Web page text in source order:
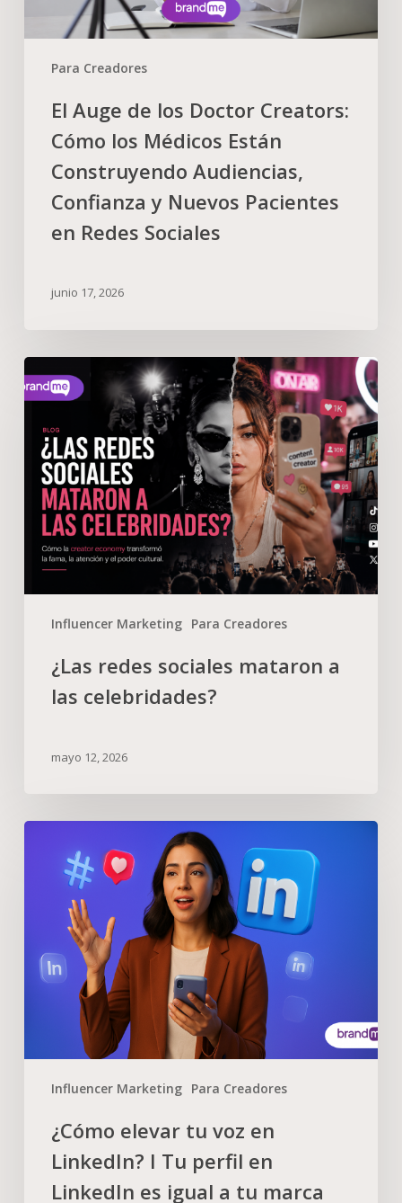
Para Creadores
El Auge de los Doctor Creators:
Cómo los Médicos Están
Construyendo Audiencias,
Confianza y Nuevos Pacientes
en Redes Sociales
junio 17, 2026
Influencer Marketing Para Creadores
¿Las redes sociales mataron a
las celebridades?
mayo 12, 2026
Influencer Marketing Para Creadores
¿Cómo elevar tu voz en
LinkedIn? I Tu perfil en
LinkedIn es igual a tu marca